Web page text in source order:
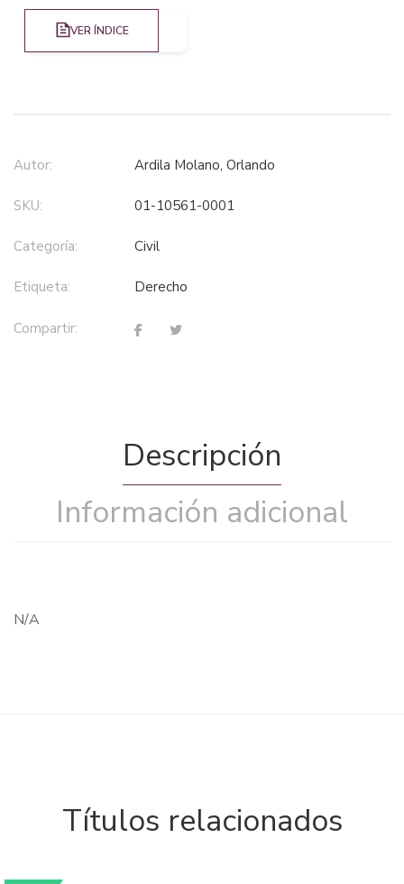
VER ÍNDICE
Autor: Ardila Molano, Orlando
SKU: 01-10561-0001
Categoría: civil
Etiqueta: derecho
Compartir:
Descripción
Información adicional
N/A
Títulos relacionados